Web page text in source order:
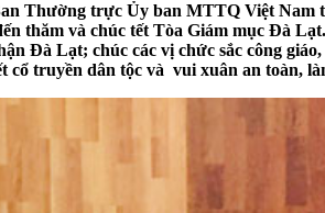
Thường trực Ủy ban MTTQ Việt
thăm và chúc tết Tòa Giám mục Đà
Đà Lạt; chúc các vị chức sắc công
cổ truyền dân tộc và vui xuân an toàn,